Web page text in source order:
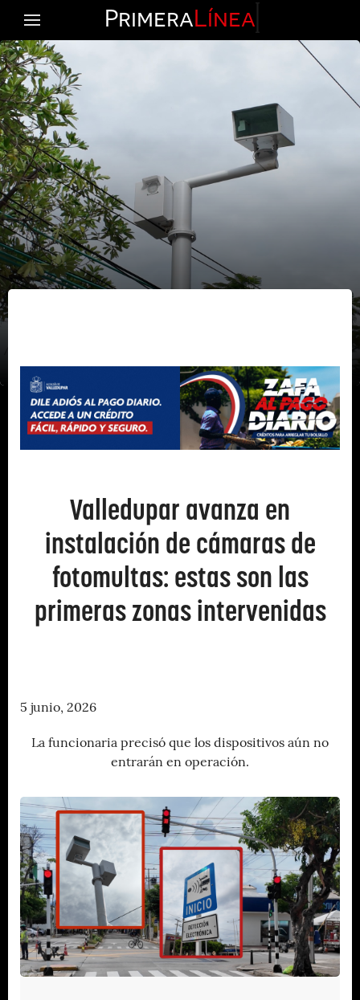
PrimeraLínea
Valledupar avanza en
instalación de cámaras de
fotomultas: estas son las
primeras zonas intervenidas
5 junio, 2026
La funcionaria precisó que los dispositivos aún no
entrarán en operación.